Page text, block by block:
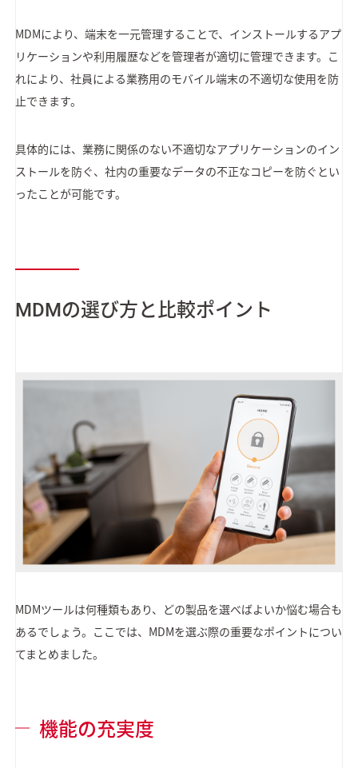
MDMにより、端末を一元管理することで、インストールするアプ
リケーションや利用履歴などを管理者が適切に管理できます。こ
れにより、社員による業務用のモバイル端末の不適切な使用を防
止できます。
具体的には、業務に関係のない不適切なアプリケーションのイン
ストールを防ぐ、社内の重要なデータの不正なコピーを防ぐとい
ったことが可能です。
MDMの選び方と比較ポイント
MDMツールは何種類もあり、どの製品を選べばよいか悩む場合も
あるでしょう。ここでは、MDMを選ぶ際の重要なポイントについ
てまとめました。
機能の充実度